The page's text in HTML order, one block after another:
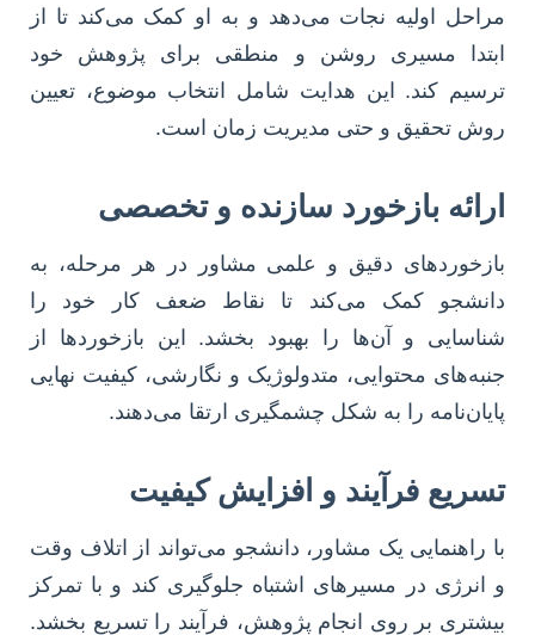
مراحل اولیه نجات می‌دهد و به او کمک می‌کند تا از
ابتدا مسیری روشن و منطقی برای پژوهش خود
ترسیم کند. این هدایت شامل انتخاب موضوع، تعیین
روش تحقیق و حتی مدیریت زمان است.
ارائه بازخورد سازنده و تخصصی
بازخوردهای دقیق و علمی مشاور در هر مرحله، به
دانشجو کمک می‌کند تا نقاط ضعف کار خود را
شناسایی و آن‌ها را بهبود بخشد. این بازخوردها از
جنبه‌های محتوایی، متدولوژیک و نگارشی، کیفیت نهایی
پایان‌نامه را به شکل چشمگیری ارتقا می‌دهند.
تسریع فرآیند و افزایش کیفیت
با راهنمایی یک مشاور، دانشجو می‌تواند از اتلاف وقت
و انرژی در مسیرهای اشتباه جلوگیری کند و با تمرکز
بیشتری بر روی انجام پژوهش، فرآیند را تسریع بخشد.